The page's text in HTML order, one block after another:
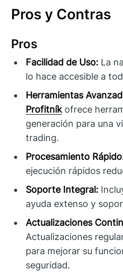
Pros y Contras
Pros
Facilidad de Uso: La
lo hace accesible a
Herramientas
Profitníkofrece
generación para una
trading.
Procesamiento
ejecución rápidos
Soporte Integral:
ayuda extenso y
Actualizaciones
Actualizaciones
para mejorar su
seguridad.